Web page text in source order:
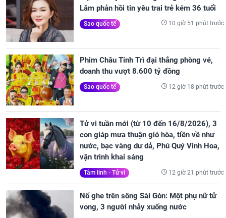
Lâm phản hồi tin yêu trai trẻ kém 36 tuổi
Sao quốc tế 10 giờ 51 phút trước
Phim Châu Tinh Trì đại thắng phòng vé,
doanh thu vượt 8.600 tỷ đồng
Sao quốc tế 12 giờ 18 phút trước
Tử vi tuần mới (từ 10 đến 16/8/2026), 3
con giáp mưa thuận gió hòa, tiền về như
nước, bạc vàng dư dả, Phú Quý Vinh Hoa,
vận trình khai sáng
Tâm linh - Tử vi 12 giờ 21 phút trước
Nổ ghe trên sông Sài Gòn: Một phụ nữ tử
vong, 3 người nhảy xuống nước